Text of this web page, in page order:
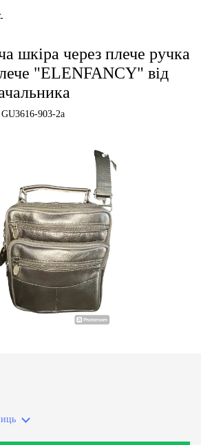
шкіра через плече ручка
"ELENFANCY" від
GU3616-903-2a